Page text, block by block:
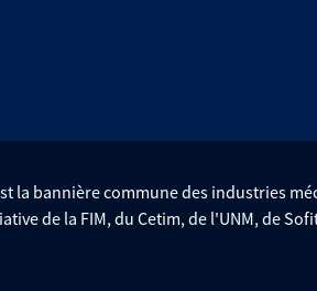
la bannière commune des industries
de la FIM, du Cetim, de l'UNM, de